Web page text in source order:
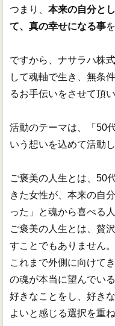
つまり、 本来の自分と
て、真の幸せになる事
ですから、ナサラハ株
して魂軸で生き、無条
るお手伝いをさせて頂
活動のテーマは、「50
いう想いを込めて活動し
ご褒美の人生とは、50
きた女性が、本来の自
った」と魂から喜べる
ご褒美の人生とは、贅
すことでもありません。
これまで外側に向けて
の魂が本当に望んでい
好きなことをし、好き
よいと感じる選択を重